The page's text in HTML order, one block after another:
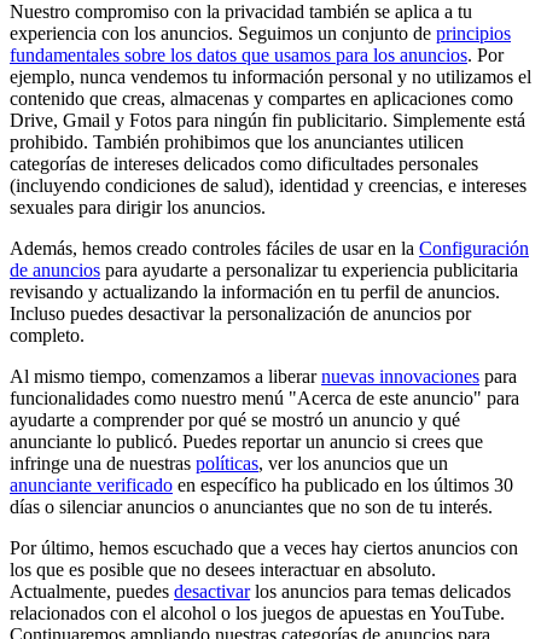
Nuestro compromiso con la privacidad también se aplica a tu
experiencia con los anuncios. Seguimos un conjunto de principios
fundamentales sobre los datos que usamos para los anuncios. Por
ejemplo, nunca vendemos tu información personal y no utilizamos el
contenido que creas, almacenas y compartes en aplicaciones como
Drive, Gmail y Fotos para ningún fin publicitario. Simplemente está
prohibido. También prohibimos que los anunciantes utilicen
categorías de intereses delicados como dificultades personales
(incluyendo condiciones de salud), identidad y creencias, e intereses
sexuales para dirigir los anuncios.
Además, hemos creado controles fáciles de usar en la Configuración
de anuncios para ayudarte a personalizar tu experiencia publicitaria
revisando y actualizando la información en tu perfil de anuncios.
Incluso puedes desactivar la personalización de anuncios por
completo.
Al mismo tiempo, comenzamos a liberarnuevas innovaciones para
funcionalidades como nuestro menú "Acerca de este anuncio" para
ayudarte a comprender por qué se mostró un anuncio y qué
anunciante lo publicó. Puedes reportar un anuncio si crees que
infringe una de nuestras políticas, ver los anuncios que un
anunciante verificado en específico ha publicado en los últimos 30
días o silenciar anuncios o anunciantes que no son de tu interés.
Por último, hemos escuchado que a veces hay ciertos anuncios con
los que es posible que no desees interactuar en absoluto.
Actualmente, puedes desactivarlos anuncios para temas delicados
relacionados con el alcohol o los juegos de apuestas en YouTube.